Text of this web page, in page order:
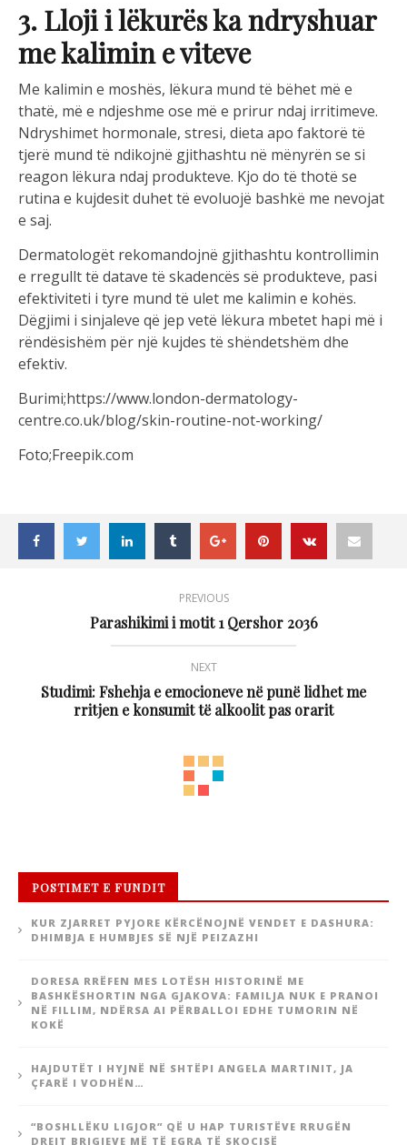
3. Lloji i lëkurës ka ndryshuar
me kalimin e viteve
Me kalimin e moshës, lëkura mund të bëhet më e
thatë, më e ndjeshme ose më e prirur ndaj irritimeve.
Ndryshimet hormonale, stresi, dieta apo faktorë të
tjerë mund të ndikojnë gjithashtu në mënyrën se si
reagon lëkura ndaj produkteve. Kjo do të thotë se
rutina e kujdesit duhet të evoluojë bashkë me nevojat
e saj.
Dermatologët rekomandojnë gjithashtu kontrollimin
e rregullt të datave të skadencës së produkteve, pasi
efektiviteti i tyre mund të ulet me kalimin e kohës.
Dëgjimi i sinjaleve që jep vetë lëkura mbetet hapi më i
rëndësishëm për një kujdes të shëndetshëm dhe
efektiv.
Burimi;https://www.london-dermatology-
centre.co.uk/blog/skin-routine-not-working/
Foto;Freepik.com
PREVIOUS
Parashikimi i motit 1 Qershor 2036
NEXT
Studimi: Fshehja e emocioneve në punë lidhet me
rritjen e konsumit të alkoolit pas orarit
POSTIMET E FUNDIT
KUR ZJARRET PYJORE KËRCËNOJNË VENDET E DASHURA:
DHIMBJA E HUMBJES SË NJË PEIZAZHI
DORESA RRËFEN MES LOTËSH HISTORINË ME
BASHKËSHORTIN NGA GJAKOVA: FAMILJA NUK E PRANOI
NË FILLIM, NDËRSA AI PËRBALLOI EDHE TUMORIN NË
KOKË
HAJDUTËT I HYJNË NË SHTËPI ANGELA MARTINIT, JA
ÇFARË I VODHËN…
“BOSHLLËKU LIGJOR” QË U HAP TURISTËVE RRUGËN
DREJT BRIGJEVE MË TË EGRA TË SKOCISË